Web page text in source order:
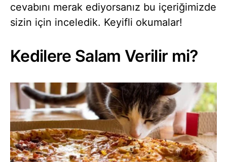
cevabını merak ediyorsanız bu içeriğimizde
sizin için inceledik. Keyifli okumalar!
Kedilere Salam Verilir mi?